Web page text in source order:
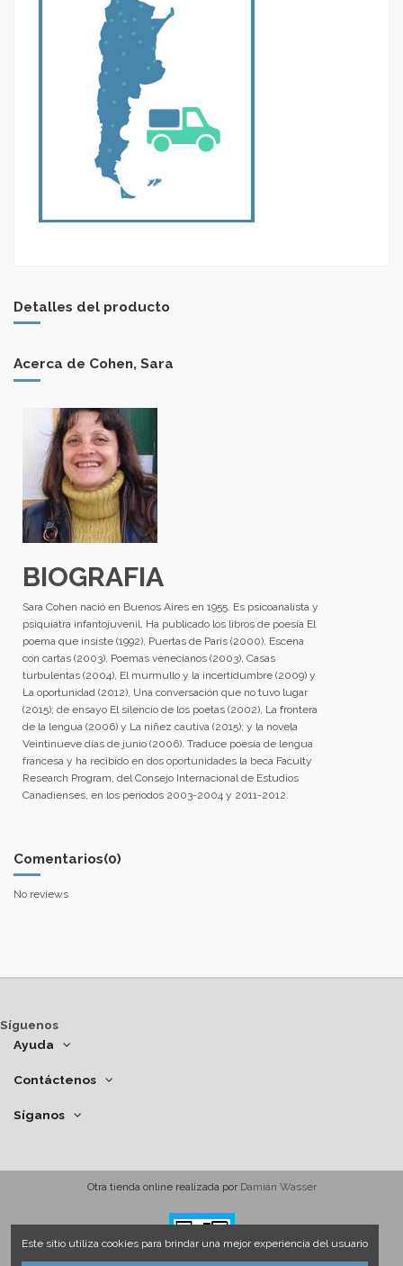
Detalles del producto
Acerca de Cohen, Sara
BIOGRAFIA
Sara Cohen nació en Buenos Aires en 1955. Es psicoanalista y
psiquiatra infantojuvenil. Ha publicado los libros de poesía El
poema que insiste (1992), Puertas de París (2000), Escena
con cartas (2003), Poemas venecianos (2003), Casas
turbulentas (2004), El murmullo y la incertidumbre (2009) y
La oportunidad (2012), Una conversación que no tuvo lugar
(2015); de ensayo El silencio de los poetas (2002), La frontera
de la lengua (2006) y La niñez cautiva (2015); y la novela
Veintinueve días de junio (2006). Traduce poesía de lengua
francesa y ha recibido en dos oportunidades la beca Faculty
Research Program, del Consejo Internacional de Estudios
Canadienses, en los períodos 2003-2004 y 2011-2012.
Comentarios(0)
No reviews
Síguenos
Ayuda
Contáctenos
Síganos
Otra tienda online realizada por Damián Wasser
Este sitio utiliza cookies para brindar una mejor experiencia del usuario